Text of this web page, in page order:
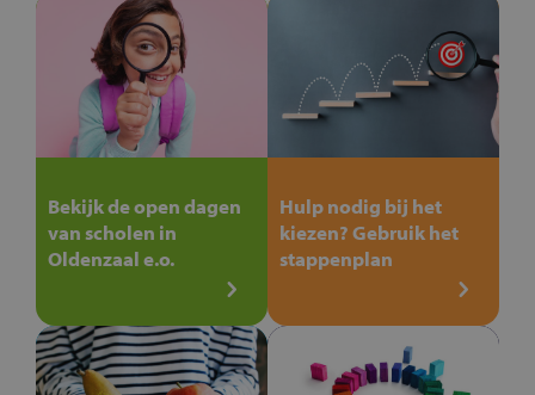
Bekijk de open dagen
van scholen in
Oldenzaal e.o.
Hulp nodig bij het
kiezen? Gebruik het
stappenplan